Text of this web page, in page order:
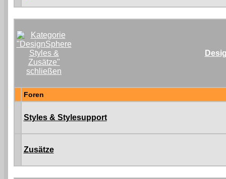
Foren
Styles & Stylesupport
Zusätze